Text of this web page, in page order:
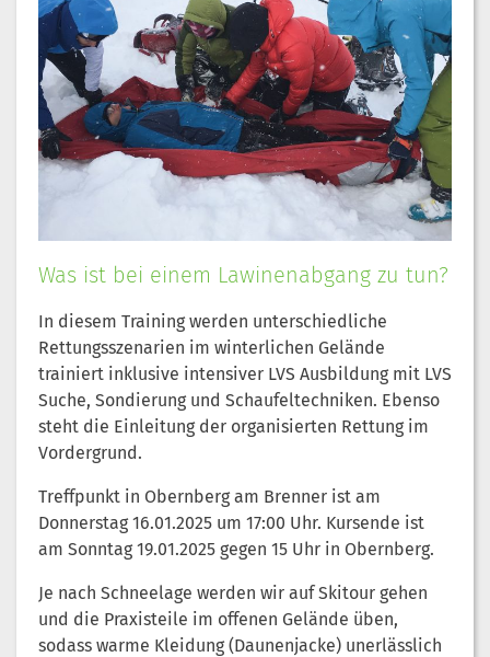
Was ist bei einem Lawinenabgang zu tun?
In diesem Training werden unterschiedliche
Rettungsszenarien im winterlichen Gelände
trainiert inklusive intensiver LVS Ausbildung mit LVS
Suche, Sondierung und Schaufeltechniken. Ebenso
steht die Einleitung der organisierten Rettung im
Vordergrund.
Treffpunkt in Obernberg am Brenner ist am
Donnerstag 16.01.2025 um 17:00 Uhr. Kursende ist
am Sonntag 19.01.2025 gegen 15 Uhr in Obernberg.
Je nach Schneelage werden wir auf Skitour gehen
und die Praxisteile im offenen Gelände üben,
sodass warme Kleidung (Daunenjacke) unerlässlich